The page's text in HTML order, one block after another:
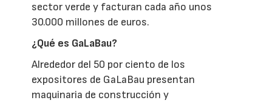
sector verde y facturan cada año unos
30.000 millones de euros.
¿Qué es GaLaBau?
Alrededor del 50 por ciento de los
expositores de GaLaBau presentan
maquinaria de construcción y